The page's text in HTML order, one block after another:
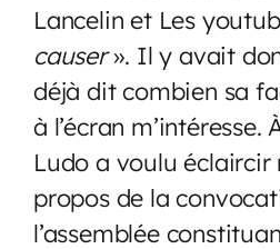
Lancelin et Les
causer». Il y avait
déjà dit combien sa
à l’écran m’intéresse.
Ludo a voulu
propos de la
l’assemblée